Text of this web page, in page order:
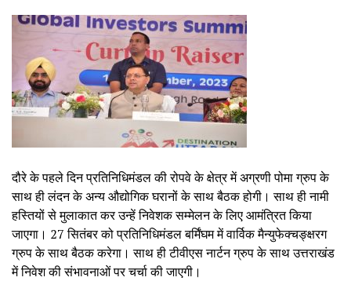
दौरे के पहले दिन प्रतिनिधिमंडल की रोपवे के क्षेत्र में अग्रणी पोमा ग्रुप के
साथ ही लंदन के अन्य औद्योगिक घरानों के साथ बैठक होगी। साथ ही नामी
हस्तियों से मुलाकात कर उन्हें निवेशक सम्मेलन के लिए आमंत्रित किया
जाएगा। 27 सितंबर को प्रतिनिधिमंडल बर्मिंघम में वार्विक मैन्युफेक्चङ्क्षरग
ग्रुप के साथ बैठक करेगा। साथ ही टीवीएस नार्टन ग्रुप के साथ उत्तराखंड
में निवेश की संभावनाओं पर चर्चा की जाएगी।